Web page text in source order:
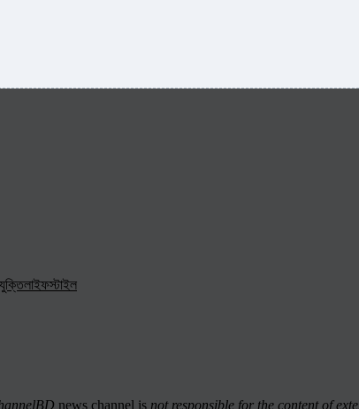
লাইফস্টাইল
news channel is not responsible for the content of